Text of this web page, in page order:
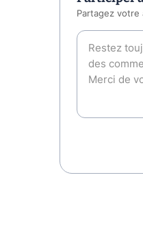
Partagez votre